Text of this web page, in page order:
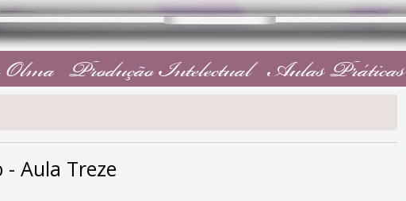
Produção IntelectualAulas Práticas
Aula Treze